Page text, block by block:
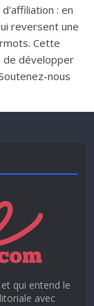
: en
reversent une
Cette
développer
nous
qui entend le
avec